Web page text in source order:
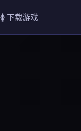
🚺 下载游戏